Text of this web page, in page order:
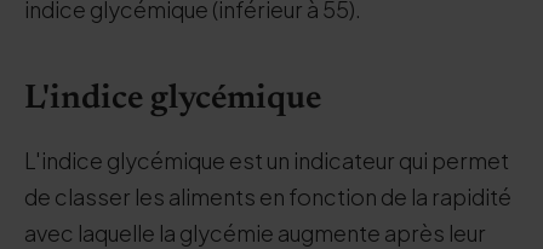
indice glycémique (inférieur à 55).
L'indice glycémique
L'indice glycémique est un indicateur qui permet
de classer les aliments en fonction de la rapidité
avec laquelle la glycémie augmente après leur